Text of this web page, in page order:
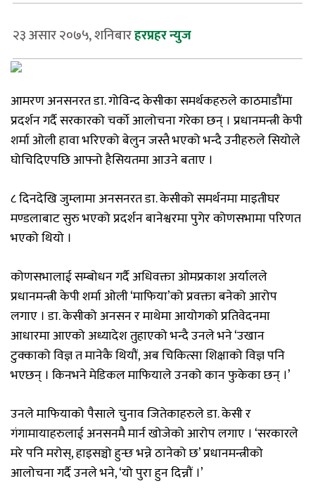
२३ असार २०७५, शनिबारहरप्रहर न्युज
आमरण अनसनरत डा. गोविन्द केसीका समर्थकहरुले काठमाडौंमा
प्रदर्शन गर्दै सरकारको चर्को आलोचना गरेका छन् । प्रधानमन्त्री केपी
शर्मा ओली हावा भरिएको बेलुन जस्तै भएको भन्दै उनीहरुले सियोले
घोचिदिएपछि आफ्नो हैसियतमा आउने बताए ।
८ दिनदेखि जुम्लामा अनसनरत डा. केसीको समर्थनमा माइतीघर
मण्डलाबाट सुरु भएको प्रदर्शन बानेश्वरमा पुगेर कोणसभामा परिणत
भएको थियो ।
कोणसभालाई सम्बोधन गर्दै अधिवक्ता ओमप्रकाश अर्यालले
प्रधानमन्त्री केपी शर्मा ओली ‘माफिया’को प्रवक्ता बनेको आरोप
लगाए । डा. केसीको अनसन र माथेमा आयोगको प्रतिवेदनमा
आधारमा आएको अध्यादेश तुहाएको भन्दै उनले भने ‘उखान
टुक्काको विज्ञ त मानेकै थियौं, अब चिकित्सा शिक्षाको विज्ञ पनि
भएछन् । किनभने मेडिकल माफियाले उनको कान फुकेका छन् ।’
उनले माफियाको पैसाले चुनाव जितेकाहरुले डा. केसी र
गंगामायाहरुलाई अनसनमै मार्न खोजेको आरोप लगाए । ‘सरकारले
मरे पनि मरोस्, हाइसञ्चो हुन्छ भन्ने ठानेको छ’ प्रधानमन्त्रीको
आलोचना गर्दै उनले भने, ‘यो पुरा हुन दिन्नौं ।’